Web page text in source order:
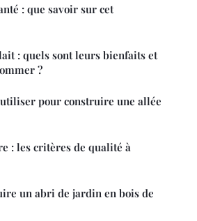
: que savoir sur cet
: quels sont leurs bienfaits et
?
pour construire une allée
: les critères de qualité à
un abri de jardin en bois de